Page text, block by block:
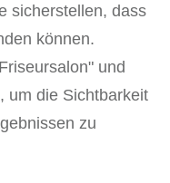
sicherstellen, dass
können.
und
um die Sichtbarkeit
zu